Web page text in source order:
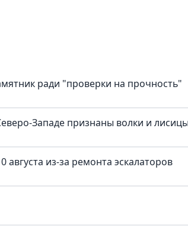
ради "проверки на прочность"
Западе признаны волки и лисицы
из-за ремонта эскалаторов